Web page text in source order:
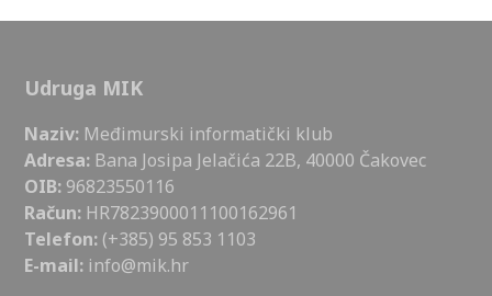
Udruga MIK
Naziv: Međimurski informatički klub
Adresa: Bana Josipa Jelačića 22B, 40000 Čakovec
OIB: 96823550116
Račun: HR7823900011100162961
Telefon: (+385) 95 853 1103
E-mail: info@mik.hr